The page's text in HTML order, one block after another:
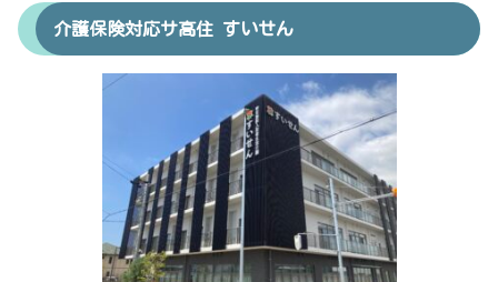
介護保険対応サ高住 すいせん